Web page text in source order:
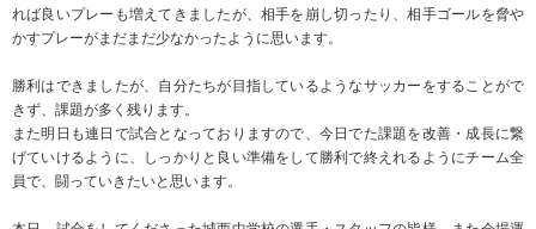
れば良いプレーも増えてきましたが、相手を崩し切ったり、相手ゴールを脅や
かすプレーがまだまだ少なかったように思います。
勝利はできましたが、自分たちが目指しているようなサッカーをすることがで
きず、課題が多く残ります。
また明日も連日で試合となっておりますので、今日でた課題を改善・成長に繋
げていけるように、しっかりと良い準備をして勝利で終えれるようにチーム全
員で、闘っていきたいと思います。